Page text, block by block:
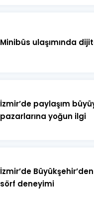
Minibüs ulaşımında
İzmir’de paylaşım
pazarlarına yoğun ilgi
İzmir’de
sörf deneyimi